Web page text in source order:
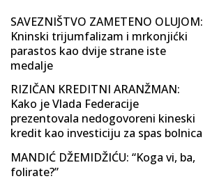
SAVEZNIŠTVO ZAMETENO OLUJOM:
Kninski trijumfalizam i mrkonjićki
parastos kao dvije strane iste
medalje
RIZIČAN KREDITNI ARANŽMAN:
Kako je Vlada Federacije
prezentovala nedogovoreni kineski
kredit kao investiciju za spas bolnica
MANDIĆ DŽEMIDŽIĆU: “Koga vi, ba,
folirate?”